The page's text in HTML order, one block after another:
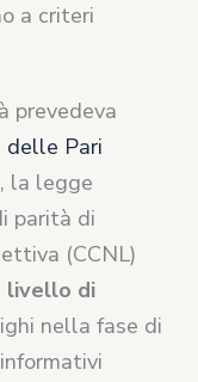
a criteri
prevedeva
delle Pari
, la legge
parità di
(CCNL)
livello di
nella fase di